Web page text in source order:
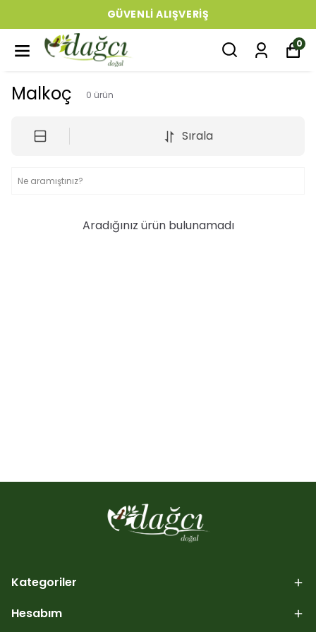
GÜVENLI ALIŞVERIŞ
0
Malkoç 0 ürün
Sırala
Aradığınız ürün bulunamadı
Kategoriler
Hesabım